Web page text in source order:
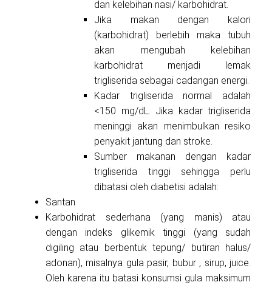
dan kelebihan nasi/ karbohidrat.
Jika makan dengan kalori
(karbohidrat) berlebih maka tubuh
akan mengubah kelebihan
karbohidrat menjadi lemak
trigliserida sebagai cadangan energi.
Kadar trigliserida normal adalah
<150 mg/dL. Jika kadar trigliserida
meninggi akan menimbulkan resiko
penyakit jantung dan stroke.
Sumber makanan dengan kadar
trigliserida tinggi sehingga perlu
dibatasi oleh diabetisi adalah:
Santan
Karbohidrat sederhana (yang manis) atau
dengan indeks glikemik tinggi (yang sudah
digiling atau berbentuk tepung/ butiran halus/
adonan), misalnya gula pasir, bubur , sirup, juice.
Oleh karena itu batasi konsumsi gula maksimum